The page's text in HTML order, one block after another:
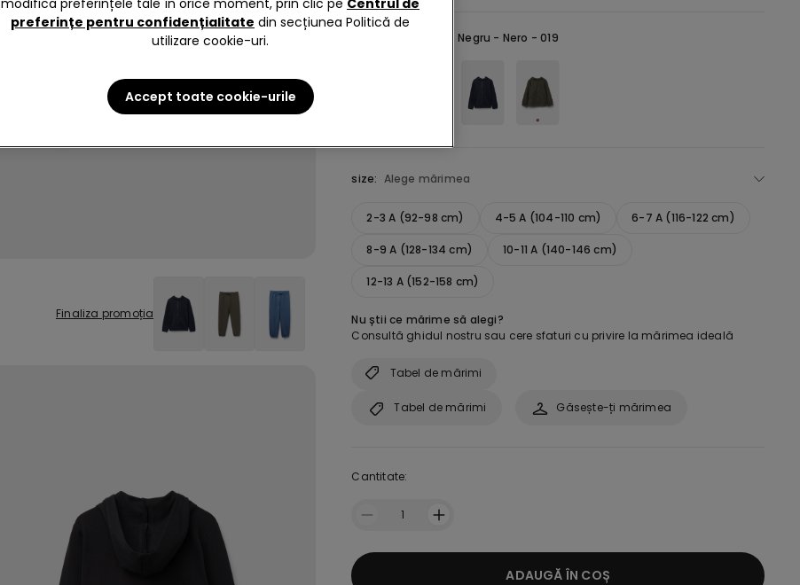
Finaliza promoția
Culoare selectată:Negru - Nero - 019
size: Alege mărimea
2-3 A (92-98 cm) 4-5 A (104-110 cm) 6-7 A (116-122 cm)
8-9 A (128-134 cm) 10-11 A (140-146 cm)
12-13 A (152-158 cm)
Nu știi ce mărime să alegi?
Consultă ghidul nostru sau cere sfaturi cu privire la mărimea ideală
Tabel de mărimi
Găsește-ți mărimea
Tabel de mărimi
Cantitate:
1
ADAUGĂ ÎN COȘ
modifica preferințele tale în orice moment, prin clic pe Centrul de
preferințe pentru confidențialitate din secțiunea Politică de
utilizare cookie-uri.
Accept toate cookie-urile